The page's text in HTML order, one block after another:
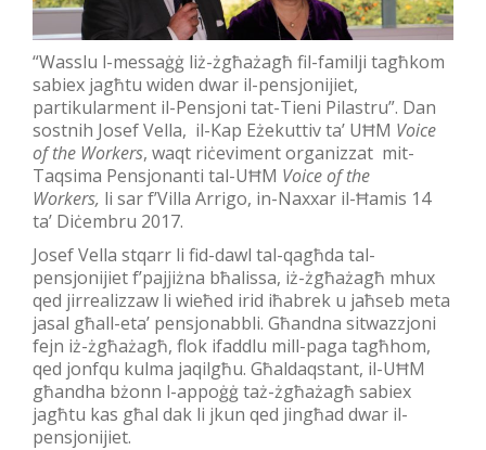
“Wasslu l-messaġġ liż-żgħażagħ fil-familji tagħkom
sabiex jagħtu widen dwar il-pensjonijiet,
partikularment il-Pensjoni tat-Tieni Pilastru”. Dan
sostnih Josef Vella, il-Kap Eżekuttiv ta’ UĦM Voice
of the Workers, waqt riċeviment organizzat mit-
Taqsima Pensjonanti tal-UĦM Voice of the
Workers, li sar f’Villa Arrigo, in-Naxxar il-Ħamis 14
ta’ Diċembru 2017.
Josef Vella stqarr li fid-dawl tal-qagħda tal-
pensjonijiet f’pajjiżna bħalissa, iż-żgħażagħ mhux
qed jirrealizzaw li wieħed irid iħabrek u jaħseb meta
jasal għall-eta’ pensjonabbli. Għandna sitwazzjoni
fejn iż-żgħażagħ, flok ifaddlu mill-paga tagħhom,
qed jonfqu kulma jaqilgħu. Għaldaqstant, il-UĦM
għandha bżonn l-appoġġ taż-żgħażagħ sabiex
jagħtu kas għal dak li jkun qed jingħad dwar il-
pensjonijiet.